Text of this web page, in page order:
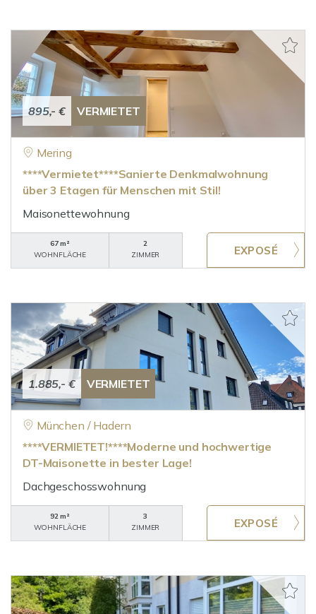
895,- € VERMIETET
Mering
****Vermietet****Sanierte Denkmalwohnung
über 3 Etagen für Menschen mit Stil!
Maisonettewohnung
67 m²
WOHNFLÄCHE
2
ZIMMER
1.885,- € VERMIETET
München / Hadern
****VERMIETET!****Moderne und hochwertige
DT-Maisonette in bester Lage!
Dachgeschosswohnung
92 m²
WOHNFLÄCHE
3
ZIMMER